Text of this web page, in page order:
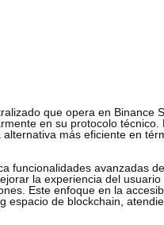
que opera en Binance
en su protocolo
más eficiente en
funcionalidades avanzadas
la experiencia del
Este enfoque en la
espacio de blockchain,